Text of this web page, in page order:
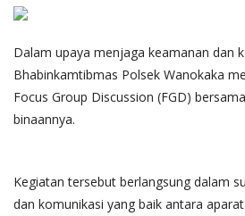
Dalam upaya menjaga keamanan dan
Bhabinkamtibmas Polsek Wanokaka
Focus Group Discussion (FGD)
binaannya.
Kegiatan tersebut berlangsung dalam
dan komunikasi yang baik antara